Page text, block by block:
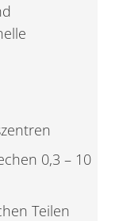
0,3 – 10
Teilen